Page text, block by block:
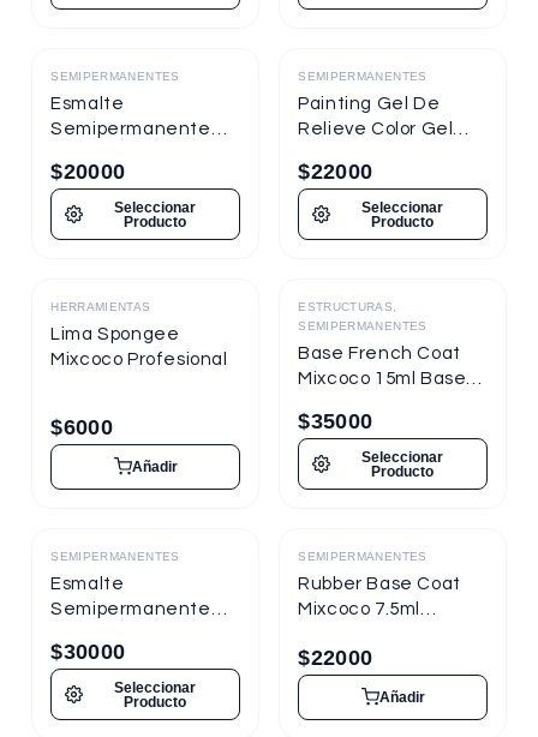
Destacado
SEMIPERMANENTES
Esmalte
Semipermanente
Semitraslúcido 7.5ml
Nueva Presentación
$20000
Seleccionar
Producto
Destacado
SEMIPERMANENTES
Painting Gel De
Relieve Color Gel
$22000
Seleccionar
Producto
Destacado
HERRAMIENTAS
Lima Spongee
Mixcoco Profesional
$6000
Añadir
Destacado
ESTRUCTURAS,
SEMIPERMANENTES
Base French Coat
Mixcoco 15ml Base
$35000
Seleccionar
Producto
Destacado
SEMIPERMANENTES
Esmalte
Semipermanente
Semitraslúcido 15ml
para Uñas
$30000
Seleccionar
Producto
Destacado
SEMIPERMANENTES
Rubber Base Coat
Mixcoco 7.5ml
para Uñas
$22000
Añadir